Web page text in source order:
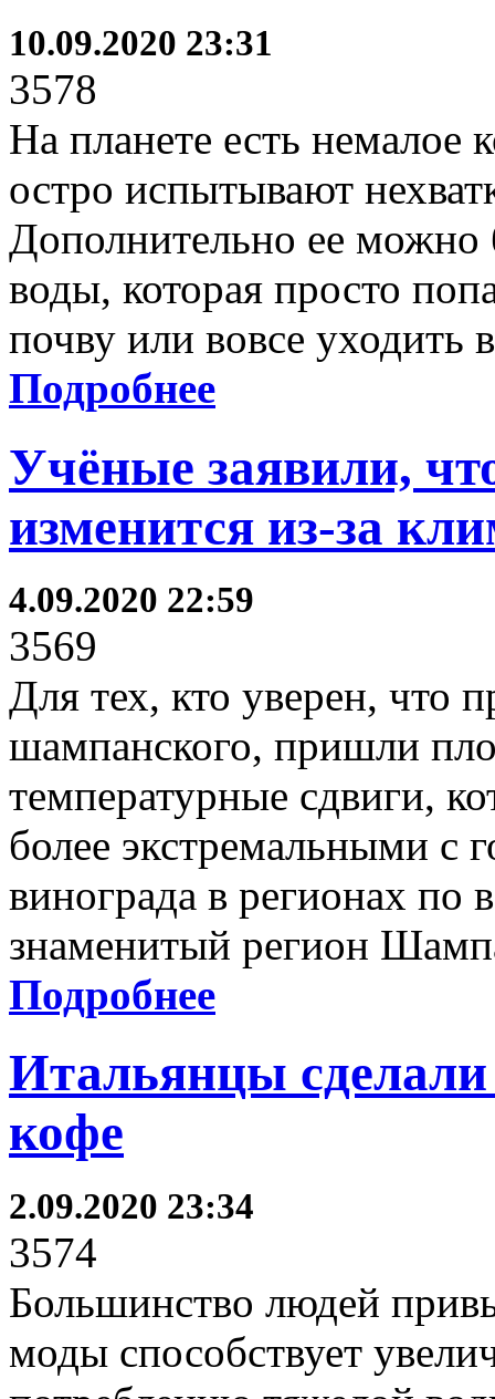
10.09.2020 23:31
3578
На планете есть немалое
остро испытывают
Дополнительно ее
воды, которая просто
почву или вовсе уходить
Подробнее
Учёные заявили,
изменится из-за
4.09.2020 22:59
3569
Для тех, кто уверен, что
шампанского, пришли
температурные сдвиги,
более экстремальными с
винограда в регионах по
знаменитый регион
Подробнее
Итальянцы
кофе
2.09.2020 23:34
3574
Большинство людей
моды способствует